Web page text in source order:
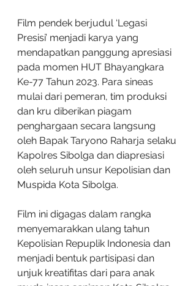
Film pendek berjudul ‘Legasi
Presisi’ menjadi karya yang
mendapatkan panggung apresiasi
pada momen HUT Bhayangkara
Ke-77 Tahun 2023. Para sineas
mulai dari pemeran, tim produksi
dan kru diberikan piagam
penghargaan secara langsung
oleh Bapak Taryono Raharja selaku
Kapolres Sibolga dan diapresiasi
oleh seluruh unsur Kepolisian dan
Muspida Kota Sibolga.
Film ini digagas dalam rangka
menyemarakkan ulang tahun
Kepolisian Repuplik Indonesia dan
menjadi bentuk partisipasi dan
unjuk kreatifitas dari para anak